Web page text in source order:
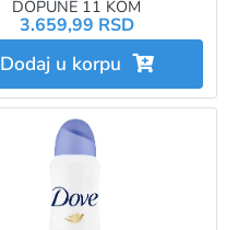
DOPUNE 11 KOM
3.659,99 RSD
Dodaj u korpu